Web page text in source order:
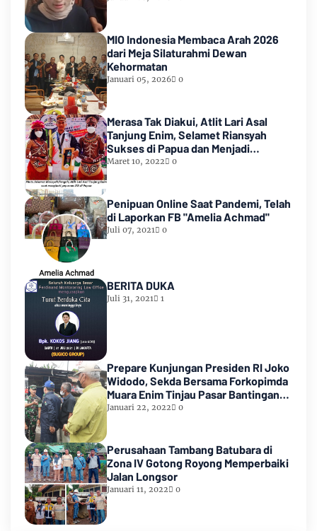
MIO Indonesia Membaca Arah 2026
dari Meja Silaturahmi Dewan
Kehormatan
Januari 05, 2026 0
Merasa Tak Diakui, Atlit Lari Asal
Tanjung Enim, Selamet Riansyah
Sukses di Papua dan Menjadi
Miliarder
Maret 10, 2022 0
Penipuan Online Saat Pandemi, Telah
di Laporkan FB "Amelia Achmad"
Juli 07, 2021 0
BERITA DUKA
Juli 31, 2021 1
Prepare Kunjungan Presiden RI Joko
Widodo, Sekda Bersama Forkopimda
Muara Enim Tinjau Pasar Bantingan
Tanjung Enim
Januari 22, 2022 0
Perusahaan Tambang Batubara di
Zona IV Gotong Royong Memperbaiki
Jalan Longsor
Januari 11, 2022 0